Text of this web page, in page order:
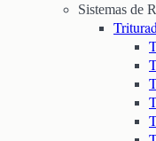
Sistemas de